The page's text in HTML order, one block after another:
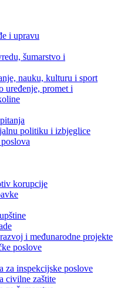
i upravu
šumarstvo i
nauku, kulturu i sport
uređenje, promet i
politiku i izbjeglice
korupcije
i međunarodne projekte
poslove
za inspekcijske poslove
civilne zaštite